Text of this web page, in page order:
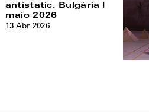
antistatic, Bulgária |
maio 2026
13 Abr 2026